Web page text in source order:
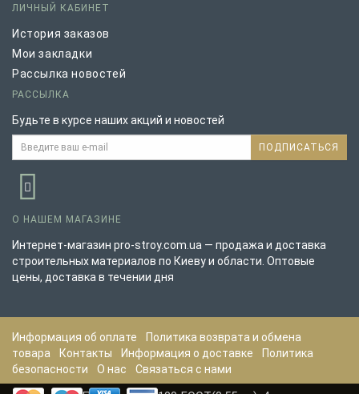
ЛИЧНЫЙ КАБИНЕТ
История заказов
Мои закладки
Рассылка новостей
РАССЫЛКА
Будьте в курсе наших акций и новостей
ПОДПИСАТЬСЯ
О НАШЕМ МАГАЗИНЕ
Интернет-магазин pro-stroy.com.ua — продажа и доставка
строительных материалов по Киеву и области. Оптовые
цены, доставка в течении дня
Информация об оплате
Политика возврата и обмена
товара
Контакты Информация о доставке
Политика
безопасности
О нас Связаться с нами